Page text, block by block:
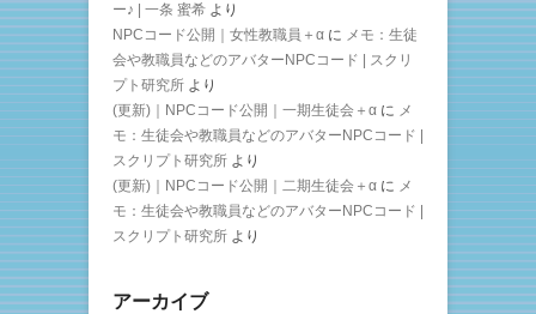
ー♪ | 一条 蜜希 より
NPCコード公開｜女性教職員＋α に メモ：生徒
会や教職員などのアバターNPCコード | スクリ
プト研究所 より
(更新)｜NPCコード公開｜一期生徒会＋α に メ
モ：生徒会や教職員などのアバターNPCコード |
スクリプト研究所 より
(更新)｜NPCコード公開｜二期生徒会＋α に メ
モ：生徒会や教職員などのアバターNPCコード |
スクリプト研究所 より
アーカイブ